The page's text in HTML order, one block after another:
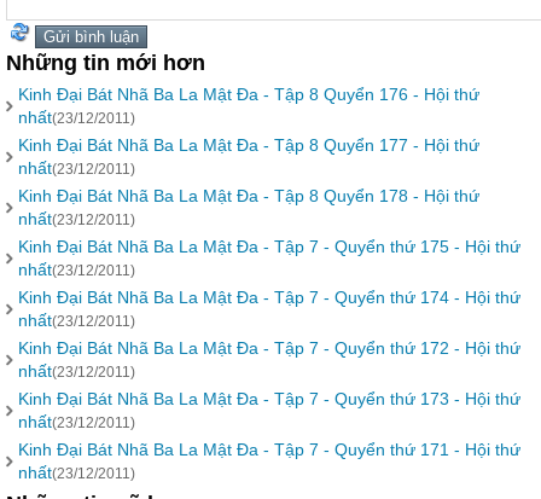
Những tin mới hơn
Kinh Đại Bát Nhã Ba La Mật Đa - Tập 8 Quyển 176 - Hội thứ
nhất(23/12/2011)
Kinh Đại Bát Nhã Ba La Mật Đa - Tập 8 Quyển 177 - Hội thứ
nhất(23/12/2011)
Kinh Đại Bát Nhã Ba La Mật Đa - Tập 8 Quyển 178 - Hội thứ
nhất(23/12/2011)
Kinh Đại Bát Nhã Ba La Mật Đa - Tập 7 - Quyển thứ 175 - Hội thứ
nhất(23/12/2011)
Kinh Đại Bát Nhã Ba La Mật Đa - Tập 7 - Quyển thứ 174 - Hội thứ
nhất(23/12/2011)
Kinh Đại Bát Nhã Ba La Mật Đa - Tập 7 - Quyển thứ 172 - Hội thứ
nhất(23/12/2011)
Kinh Đại Bát Nhã Ba La Mật Đa - Tập 7 - Quyển thứ 173 - Hội thứ
nhất(23/12/2011)
Kinh Đại Bát Nhã Ba La Mật Đa - Tập 7 - Quyển thứ 171 - Hội thứ
nhất(23/12/2011)